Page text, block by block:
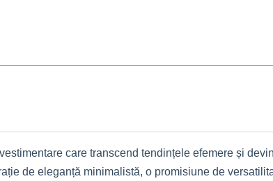
care transcend tendințele efemere și
de eleganță minimalistă, o promisiune de